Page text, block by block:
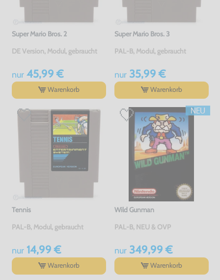
Super Mario Bros. 2
DE Version, Modul, gebraucht
nur45,99 €
Warenkorb
Super Mario Bros. 3
PAL-B, Modul, gebraucht
nur35,99 €
Warenkorb
Tennis
PAL-B, Modul, gebraucht
nur14,99 €
Warenkorb
Wild Gunman
PAL-B, NEU & OVP
nur349,99 €
Warenkorb